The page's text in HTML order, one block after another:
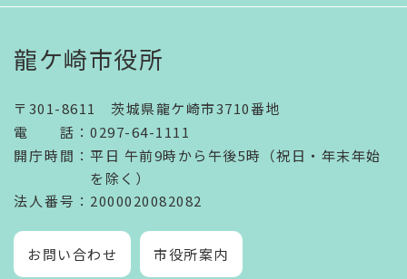
龍ケ崎市役所
〒301-8611 茨城県龍ケ崎市3710番地
電話 ： 0297-64-1111
開庁時間 ： 平日 午前9時から午後5時（祝日・年末年始
を除く）
法人番号 ：2000020082082
お問い合わせ 市役所案内